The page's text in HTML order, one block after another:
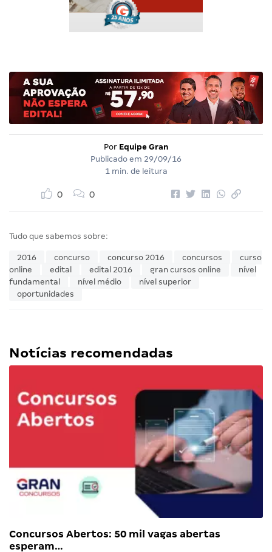
Por Equipe Gran
Publicado em 29/09/16
1 min. de leitura
0 0
Tudo que sabemos sobre:
2016 concurso concurso 2016 concursos
curso
online
edital edital 2016 gran cursos online
nível
fundamental
nível médio
nível superior
oportunidades
Notícias recomendadas
Concursos Abertos: 50 mil vagas abertas
esperam…